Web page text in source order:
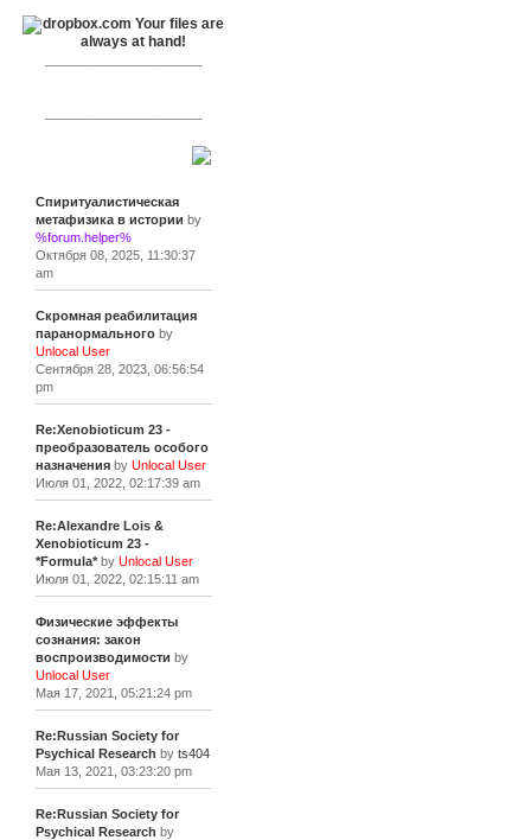
Спиритуалистическая
метафизика в истории by
%forum.helper%
Октября 08, 2025, 11:30:37
am
Скромная реабилитация
паранормальногоby
Unlocal User
Сентября 28, 2023, 06:56:54
pm
Re:Xenobioticum 23 -
преобразователь особого
назначенияby Unlocal User
Июля 01, 2022, 02:17:39 am
Re:Alexandre Lois &
Xenobioticum 23 -
*Formula*by Unlocal User
Июля 01, 2022, 02:15:11 am
Физические эффекты
сознания: закон
воспроизводимости by
Unlocal User
Мая 17, 2021, 05:21:24 pm
Re:Russian Society for
Psychical Research by ts404
Мая 13, 2021, 03:23:20 pm
Re:Russian Society for
Psychical Research by